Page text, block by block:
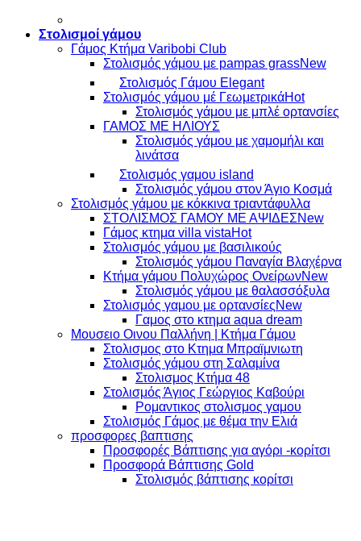
Στολισμοί γάμου
Γάμος Κτήμα Varibobi Club
Στολισμός γάμου με pampas grass
Στολισμός Γάμου Elegant
Στολισμός γάμου μέ Γεωμετρικά
Στολισμός γάμου με μπλέ ορτανσίες
ΓΑΜΟΣ ΜΕ ΗΛΙΟΥΣ
Στολισμός γάμου με χαμομήλι και
λινάτσα
Στολισμός γαμου island
Στολισμός γάμου στον Άγιο Κοσμά
Στολισμός γάμου με κόκκινα τριαντάφυλλα
ΣΤΟΛΙΣΜΟΣ ΓΑΜΟΥ ΜΕ ΑΨΙΔΕΣ
Γάμος κτημα villa vista
Στολισμός γάμου με βασιλικούς
Στολισμός γάμου Παναγία Βλαχέρνα
Κτήμα γάμου Πολυχώρος Ονείρων
Στολισμός γάμου με θαλασσόξυλα
Στολισμός γαμου με ορτανσίες
Γαμος στο κτημα aqua dream
Μουσειο Οινου Παλλήνη | Κτήμα Γάμου
Στολισμος στο Κτημα Μπραϊμνιωτη
Στολισμός γάμου στη Σαλαμίνα
Στολισμος Κτήμα 48
Στολισμός Άγιος Γεώργιος Καβούρι
Ρομαντικος στολισμος γαμου
Στολισμός Γάμος με θέμα την Ελιά
προσφορες βαπτισης
Προσφορές Βάπτισης για αγόρι -κορίτσι
Προσφορά Βάπτισης Gold
Στολισμός βάπτισης κορίτσι